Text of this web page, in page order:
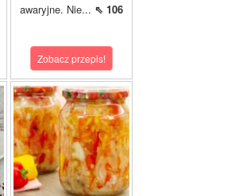
awaryjne. Nie... ⇖ 106
Zobacz przepis!